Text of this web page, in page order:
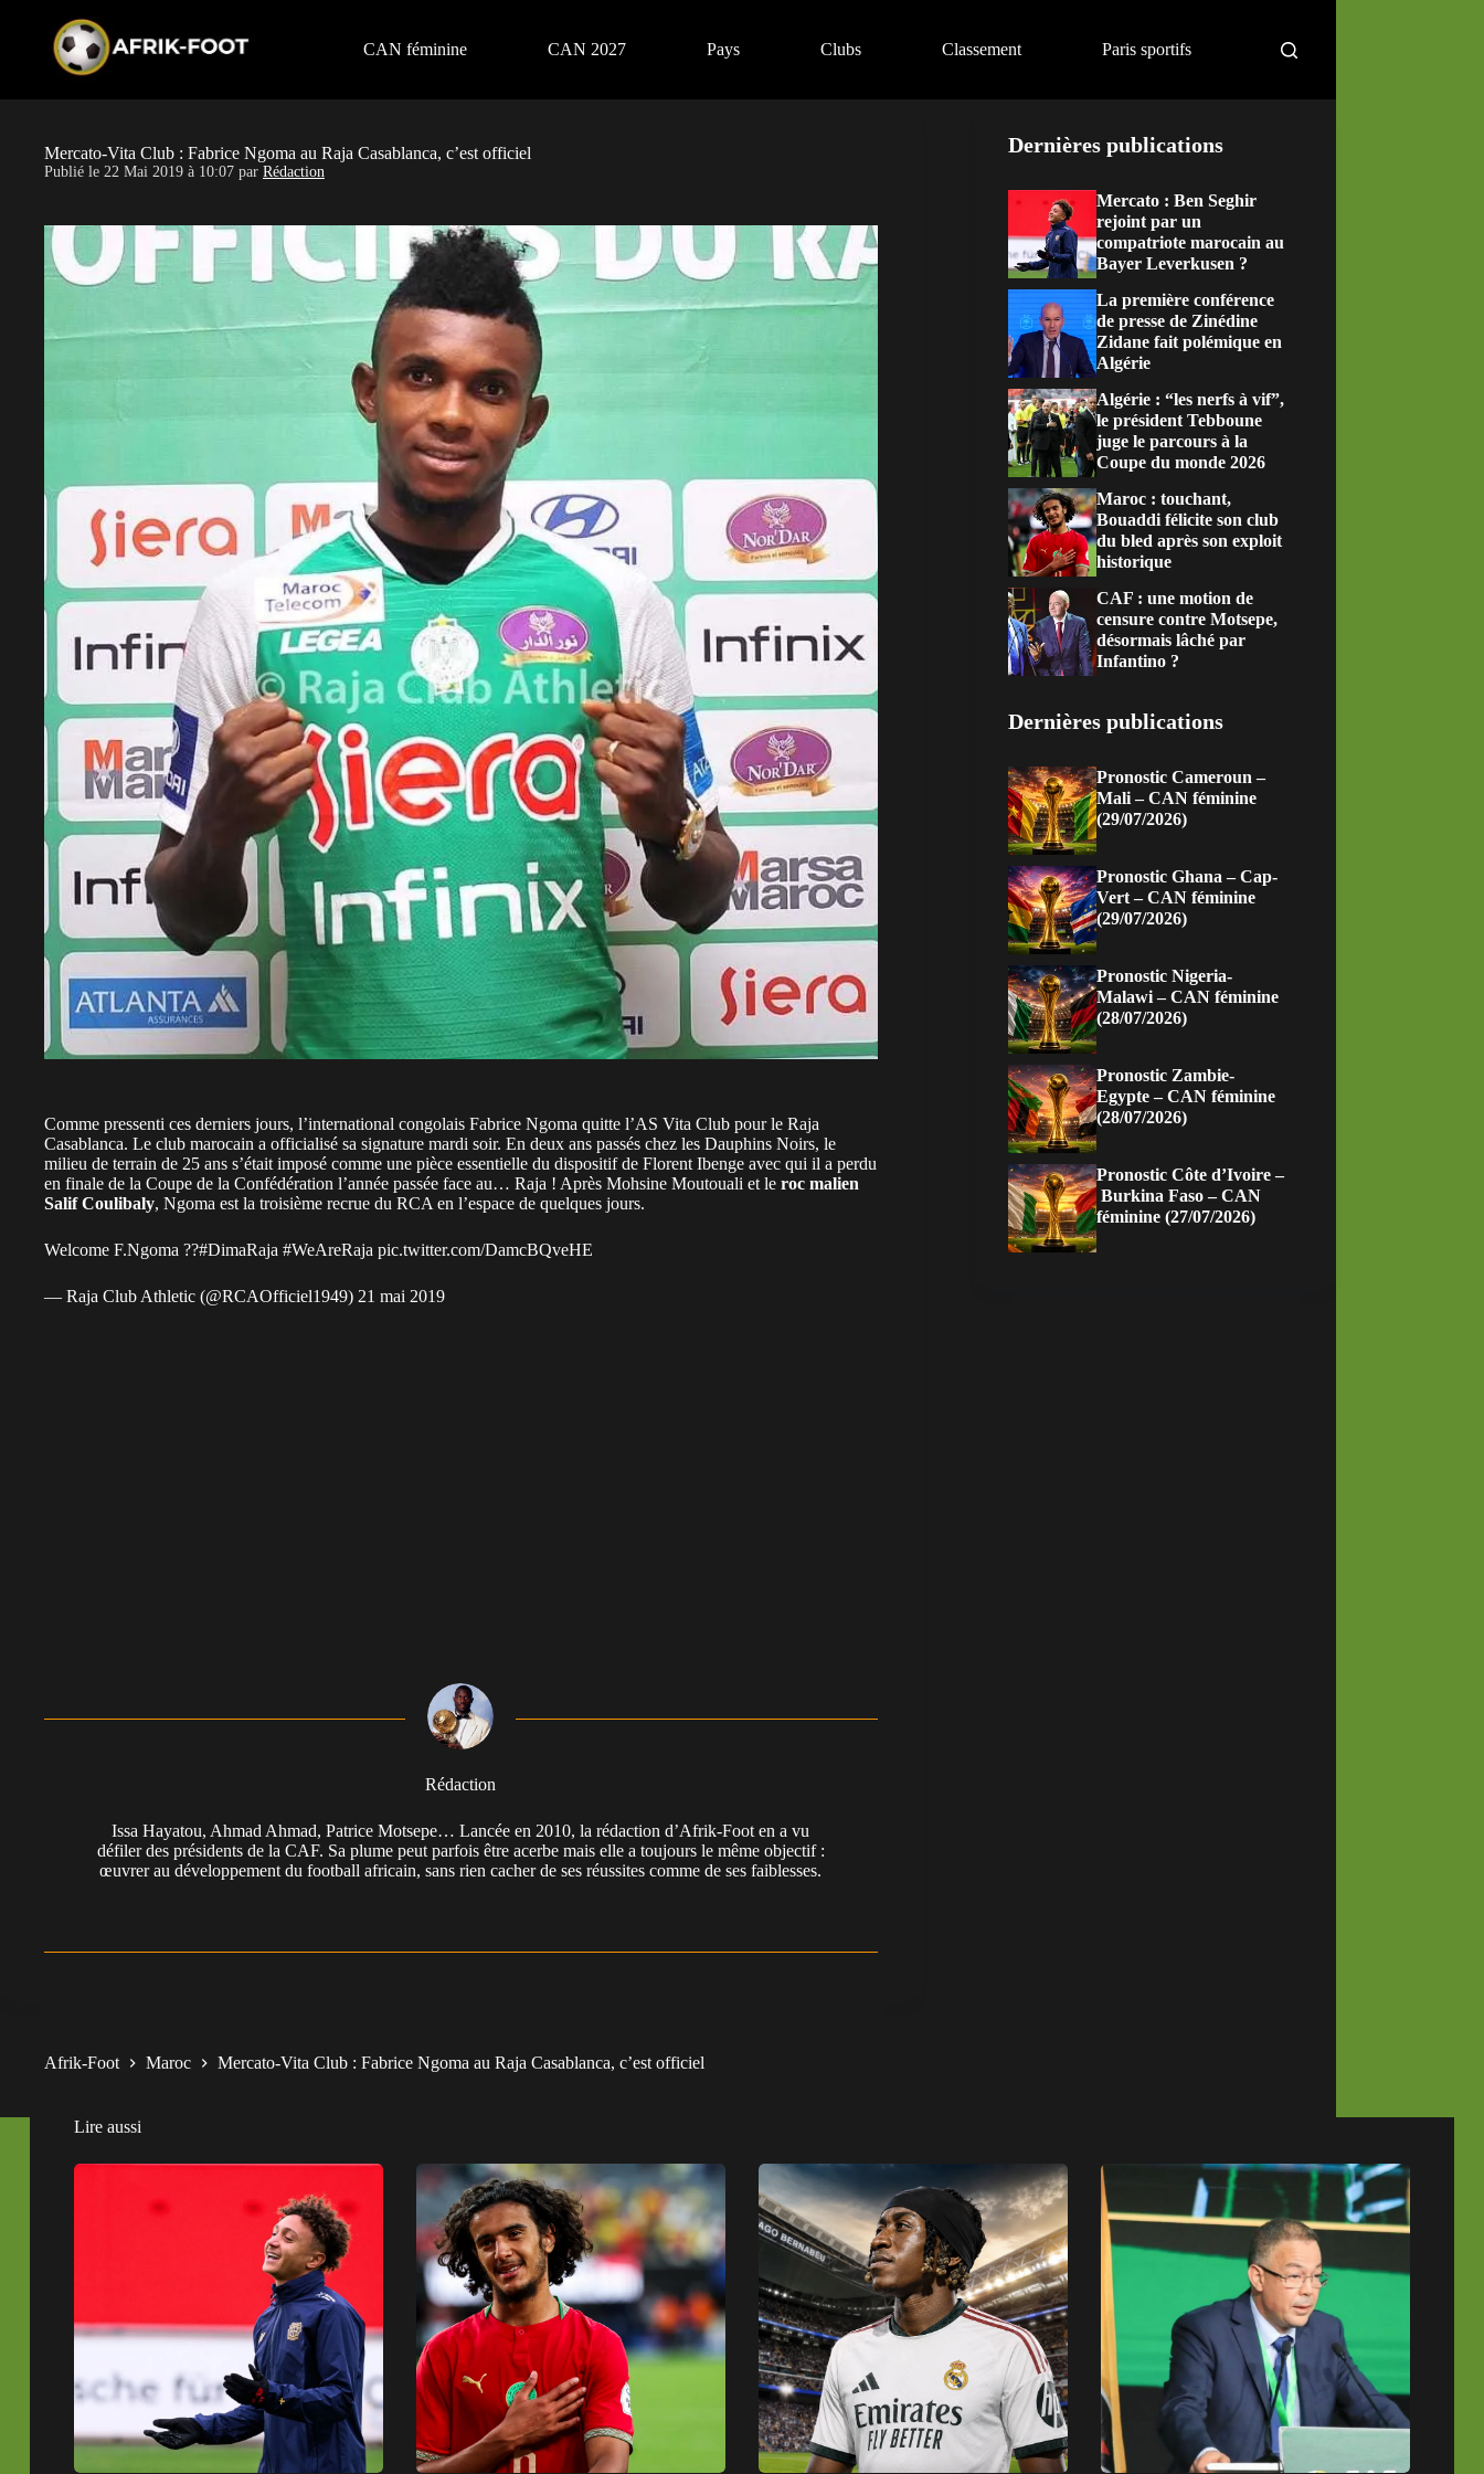
CAN féminine CAN 2027 Pays Clubs Classement Paris sportifs
Mercato-Vita Club : Fabrice Ngoma au Raja Casablanca, c’est officiel
Publié le 22 Mai 2019 à 10:07 par Rédaction
Comme pressenti ces derniers jours, l’international congolais Fabrice Ngoma quitte l’AS Vita Club pour le Raja
Casablanca. Le club marocain a officialisé sa signature mardi soir. En deux ans passés chez les Dauphins Noirs, le
milieu de terrain de 25 ans s’était imposé comme une pièce essentielle du dispositif de Florent Ibenge avec qui il a perdu
en finale de la Coupe de la Confédération l’année passée face au… Raja ! Après Mohsine Moutouali et le roc malien
Salif Coulibaly, Ngoma est la troisième recrue du RCA en l’espace de quelques jours.
Welcome F.Ngoma ??#DimaRaja #WeAreRaja pic.twitter.com/DamcBQveHE
— Raja Club Athletic (@RCAOfficiel1949) 21 mai 2019
Rédaction
Issa Hayatou, Ahmad Ahmad, Patrice Motsepe… Lancée en 2010, la rédaction d’Afrik-Foot en a vu
défiler des présidents de la CAF. Sa plume peut parfois être acerbe mais elle a toujours le même objectif :
œuvrer au développement du football africain, sans rien cacher de ses réussites comme de ses faiblesses.
Dernières publications
Mercato : Ben Seghir
rejoint par un
compatriote marocain au
Bayer Leverkusen ?
La première conférence
de presse de Zinédine
Zidane fait polémique en
Algérie
Algérie : “les nerfs à vif”,
le président Tebboune
juge le parcours à la
Coupe du monde 2026
Maroc : touchant,
Bouaddi félicite son club
du bled après son exploit
historique
CAF : une motion de
censure contre Motsepe,
désormais lâché par
Infantino ?
Dernières publications
Pronostic Cameroun –
Mali – CAN féminine
(29/07/2026)
Pronostic Ghana – Cap-
Vert – CAN féminine
(29/07/2026)
Pronostic Nigeria-
Malawi – CAN féminine
(28/07/2026)
Pronostic Zambie-
Egypte – CAN féminine
(28/07/2026)
Pronostic Côte d’Ivoire –
Burkina Faso – CAN
féminine (27/07/2026)
Afrik-Foot Maroc Mercato-Vita Club : Fabrice Ngoma au Raja Casablanca, c’est officiel
Lire aussi